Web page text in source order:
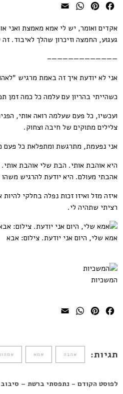
Facebook
Pinterest
WhatsApp
אקדים ואומר, יש לי אמא מאמצת
געגוע, החמצה וזיכרון שהלך לאיבוד.
————————————–
אני לא יודעת איך זה באמת מרגיש
כשהייתי בהריון עם עלמה כל כמה
ועכשיו, כל פעם שעלמה רואה אותי,
צלילים מתוקים של חיבה וצחוק.
אני נפעמת, מתרגשת ומתפלאת כל
היא אוהבת אותי. הבת שלי אוהבת
אהבתי מעולם. היא יודעת להרגיש
איזה מזל ואיזו זכות נפלה בחלקי
רציתי שתהיה לי.
אמא שלי, היום אני יודעת. צילום: אבא
המשכיות
Facebook
Pinterest
WhatsApp
תגיות: אהבה אמא
לפוסט הקודם - נתפסתי ברשת – סיבוב